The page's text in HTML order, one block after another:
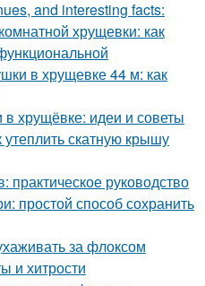
and interesting facts:
хрущевки: как
в хрущевке 44 м: как
хрущёвке: идеи и советы
скатную крышу
руководство
простой способ сохранить
за флоксом
и хитрости